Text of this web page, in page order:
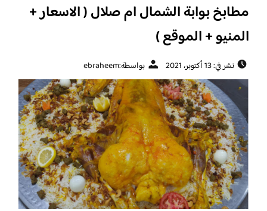
مطابخ بوابة الشمال ام صلال ( الاسعار +
المنيو + الموقع )
نشر في: 13 أكتوبر، 2021 بواسطة:ebraheem